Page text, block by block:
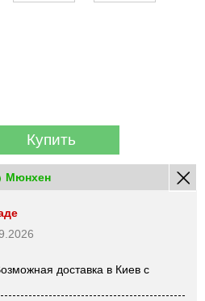
Купить
Мюнхен
доставка в Киев с